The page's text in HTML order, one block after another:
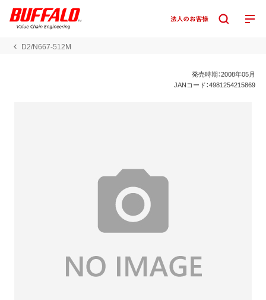
D2/N667-512M
発売時期：2008年05月
JANコード：4981254215869